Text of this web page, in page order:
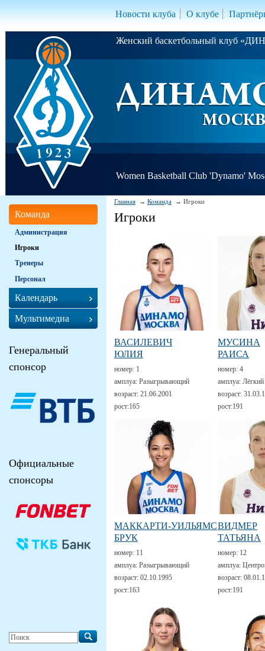
Новости клуба О клубе
Женский баскетбольный клуб
Women Basketball Club 'Dynamo'
Главная Команда Игроки
Игроки
ВАСИЛЕВИЧ
ЮЛИЯ
номер: 1
амплуа: Разыгрывающий
возраст: 21.06.2001
рост:165
МУСИНА
РАИСА
номер: 4
амплуа:
возраст:
рост:191
МАККАРТИ-УИЛЬЯМС
БРУК
номер: 11
амплуа: Разыгрывающий
возраст: 02.10.1995
рост:163
ВИДМЕР
ТАТЬЯНА
номер: 12
амплуа:
возраст:
рост:191
Команда
Администрация
Игроки
Тренеры
Персонал
Календарь
Мультимедиа
Генеральный
спонсор
Официальные
спонсоры